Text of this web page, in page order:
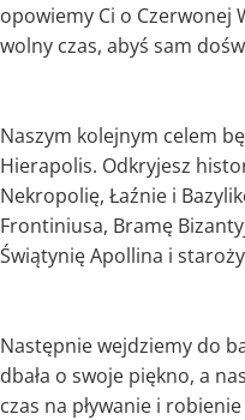
opowiemy Ci o Czerwonej
wolny czas, abyś sam
Naszym kolejnym celem
Hierapolis. Odkryjesz
Nekropolię, Łaźnie i
Frontiniusa, Bramę
Świątynię Apollina i
Następnie wejdziemy do
dbała o swoje piękno, a
czas na pływanie i